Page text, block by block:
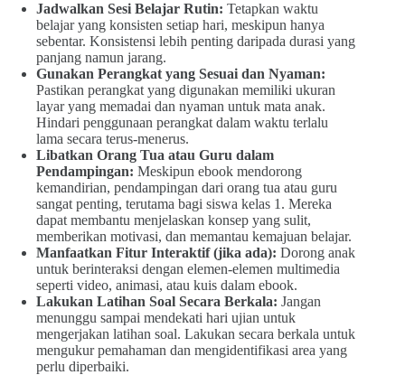
Jadwalkan Sesi Belajar Rutin: Tetapkan waktu
belajar yang konsisten setiap hari, meskipun hanya
sebentar. Konsistensi lebih penting daripada durasi yang
panjang namun jarang.
Gunakan Perangkat yang Sesuai dan Nyaman:
Pastikan perangkat yang digunakan memiliki ukuran
layar yang memadai dan nyaman untuk mata anak.
Hindari penggunaan perangkat dalam waktu terlalu
lama secara terus-menerus.
Libatkan Orang Tua atau Guru dalam
Pendampingan: Meskipun ebook mendorong
kemandirian, pendampingan dari orang tua atau guru
sangat penting, terutama bagi siswa kelas 1. Mereka
dapat membantu menjelaskan konsep yang sulit,
memberikan motivasi, dan memantau kemajuan belajar.
Manfaatkan Fitur Interaktif (jika ada): Dorong anak
untuk berinteraksi dengan elemen-elemen multimedia
seperti video, animasi, atau kuis dalam ebook.
Lakukan Latihan Soal Secara Berkala: Jangan
menunggu sampai mendekati hari ujian untuk
mengerjakan latihan soal. Lakukan secara berkala untuk
mengukur pemahaman dan mengidentifikasi area yang
perlu diperbaiki.